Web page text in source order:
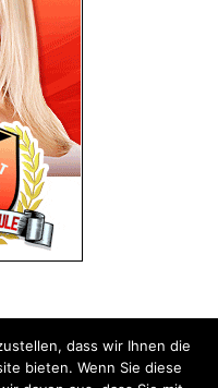
dass wir Ihnen die
bieten. Wenn Sie diese